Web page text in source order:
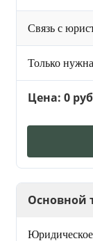
Связь с
Только
Цена: 0
Основной